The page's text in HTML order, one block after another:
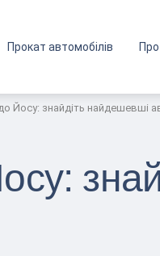
Прокат автомобілів
Йосу: знайдіть найдешевші